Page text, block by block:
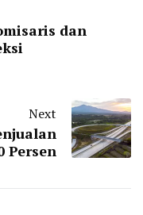
dan
Next
Persen